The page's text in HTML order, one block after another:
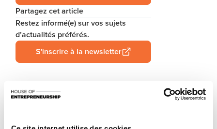
Partagez cet article
Restez informé(e) sur vos sujets
d’actualités préférés.
S'inscrire à la newsletter
Votre entreprise est-elle conforme au droit de la
consommation ? Vous recevez des plaintes et ne savez